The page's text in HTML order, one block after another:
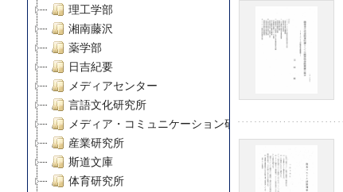
理工学部
湘南藤沢
薬学部
日吉紀要
メディアセンター
言語文化研究所
メディア・コミュニケーション研究所
産業研究所
斯道文庫
体育研究所